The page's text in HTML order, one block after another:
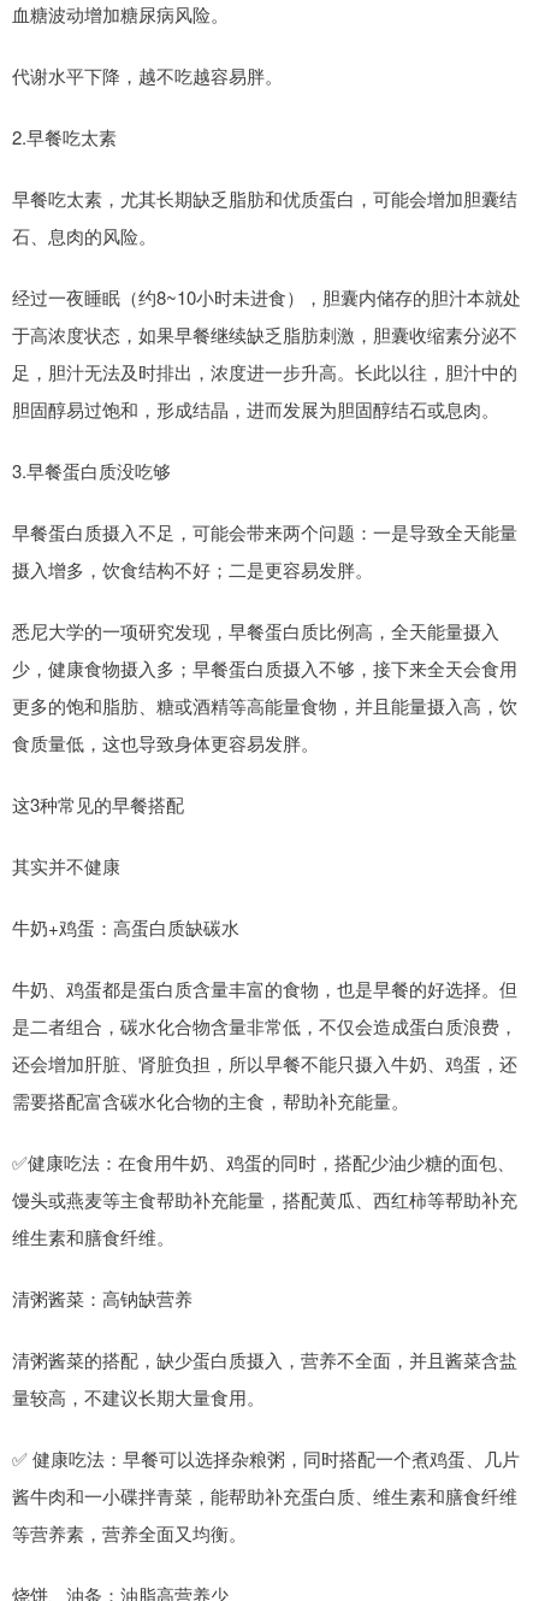
血糖波动增加糖尿病风险。
代谢水平下降，越不吃越容易胖。
2.早餐吃太素
早餐吃太素，尤其长期缺乏脂肪和优质蛋白，可能会增加胆囊结
石、息肉的风险。
经过一夜睡眠（约8~10小时未进食），胆囊内储存的胆汁本就处
于高浓度状态，如果早餐继续缺乏脂肪刺激，胆囊收缩素分泌不
足，胆汁无法及时排出，浓度进一步升高。长此以往，胆汁中的
胆固醇易过饱和，形成结晶，进而发展为胆固醇结石或息肉。
3.早餐蛋白质没吃够
早餐蛋白质摄入不足，可能会带来两个问题：一是导致全天能量
摄入增多，饮食结构不好；二是更容易发胖。
悉尼大学的一项研究发现，早餐蛋白质比例高，全天能量摄入
少，健康食物摄入多；早餐蛋白质摄入不够，接下来全天会食用
更多的饱和脂肪、糖或酒精等高能量食物，并且能量摄入高，饮
食质量低，这也导致身体更容易发胖。
这3种常见的早餐搭配
其实并不健康
牛奶+鸡蛋：高蛋白质缺碳水
牛奶、鸡蛋都是蛋白质含量丰富的食物，也是早餐的好选择。但
是二者组合，碳水化合物含量非常低，不仅会造成蛋白质浪费，
还会增加肝脏、肾脏负担，所以早餐不能只摄入牛奶、鸡蛋，还
需要搭配富含碳水化合物的主食，帮助补充能量。
✅健康吃法：在食用牛奶、鸡蛋的同时，搭配少油少糖的面包、
馒头或燕麦等主食帮助补充能量，搭配黄瓜、西红柿等帮助补充
维生素和膳食纤维。
清粥酱菜：高钠缺营养
清粥酱菜的搭配，缺少蛋白质摄入，营养不全面，并且酱菜含盐
量较高，不建议长期大量食用。
✅ 健康吃法：早餐可以选择杂粮粥，同时搭配一个煮鸡蛋、几片
酱牛肉和一小碟拌青菜，能帮助补充蛋白质、维生素和膳食纤维
等营养素，营养全面又均衡。
烧饼、油条：油脂高营养少